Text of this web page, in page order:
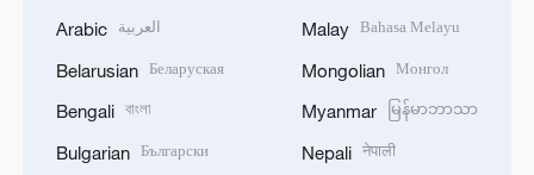
Arabic العربية
Belarusian Беларуская
Bengali বাংলা
Bulgarian Български
Malay Bahasa Melayu
Mongolian Монгол
Myanmar မြန်မာဘာသာ
Nepali नेपाली